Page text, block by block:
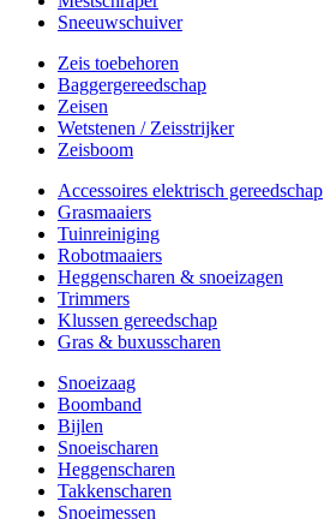
Sneeuwschuiver
Zeis toebehoren
Baggergereedschap
Zeisen
Wetstenen / Zeisstrijker
Zeisboom
Accessoires elektrisch gereedschap
Grasmaaiers
Tuinreiniging
Robotmaaiers
Heggenscharen & snoeizagen
Trimmers
Klussen gereedschap
Gras & buxusscharen
Snoeizaag
Boomband
Bijlen
Snoeischaren
Heggenscharen
Takkenscharen
Snoeimessen